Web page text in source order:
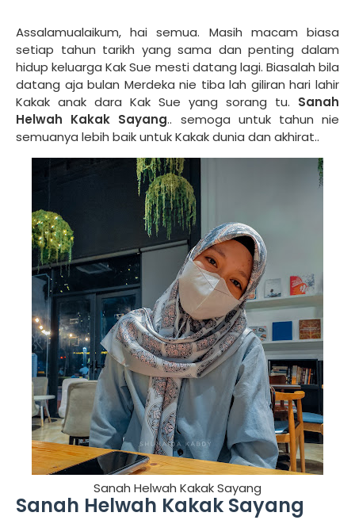
Assalamualaikum, hai semua. Masih macam biasa
setiap tahun tarikh yang sama dan penting dalam
hidup keluarga Kak Sue mesti datang lagi. Biasalah bila
datang aja bulan Merdeka nie tiba lah giliran hari lahir
Kakak anak dara Kak Sue yang sorang tu. Sanah
Helwah Kakak Sayang.. semoga untuk tahun nie
semuanya lebih baik untuk Kakak dunia dan akhirat..
Sanah Helwah Kakak Sayang
Sanah Helwah Kakak Sayang